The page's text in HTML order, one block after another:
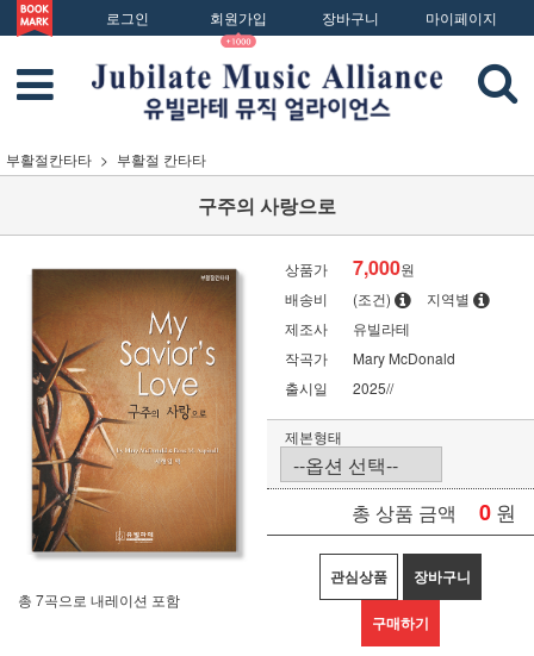
로그인 회원가입 장바구니 마이페이지
부활절칸타타 부활절 칸타타
구주의 사랑으로
총 7곡으로 내레이션 포함
상품가 7,000원
배송비
(조건)
지역별
제조사
유빌라테
작곡가
Mary McDonald
출시일
2025//
제본형태
총 상품 금액 0 원
관심상품 장바구니
구매하기